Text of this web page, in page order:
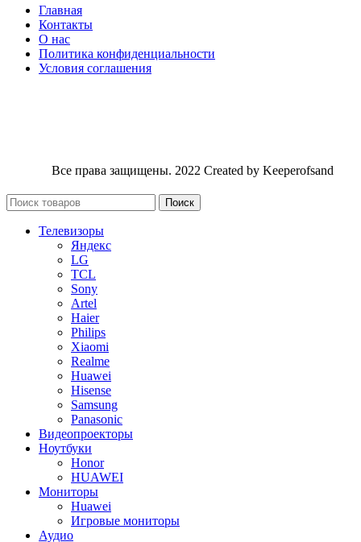
Главная
Контакты
О нас
Политика конфиденциальности
Условия соглашения
Все права защищены. 2022 Created by Keeperofsand
Поиск
Телевизоры
Яндекс
LG
TCL
Sony
Artel
Haier
Philips
Xiaomi
Realme
Huawei
Hisense
Samsung
Panasonic
Видеопроекторы
Ноутбуки
Honor
HUAWEI
Мониторы
Huawei
Игровые мониторы
Аудио